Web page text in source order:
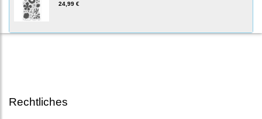
24,99 €
Rechtliches